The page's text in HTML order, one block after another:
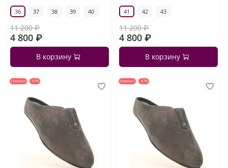
36 37 38 39 40
11 200 ₽
4 800 ₽
В корзину
41 42 43
11 200 ₽
4 800 ₽
В корзину
Новинка -57% Новинка -57%